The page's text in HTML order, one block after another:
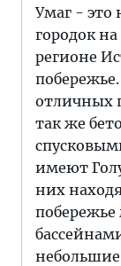
Умаг -
городок
регионе
отличных
так же
имеют
них
побережье